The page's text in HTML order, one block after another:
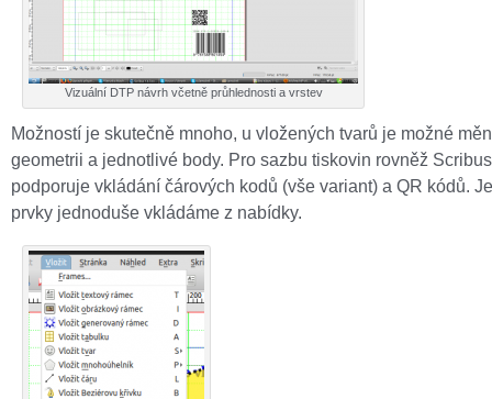
Vizuální DTP návrh včetně průhlednosti a vrstev
Možností je skutečně mnoho, u vložených tvarů je možné
geometrii a jednotlivé body. Pro sazbu tiskovin rovněž Scribus
podporuje vkládání čárových kodů (vše variant) a QR kódů.
prvky jednoduše vkládáme z nabídky.